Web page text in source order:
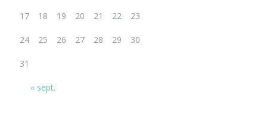
« sept.
17 18 19 20 21 22 23
24 25 26 27 28 29 30
31